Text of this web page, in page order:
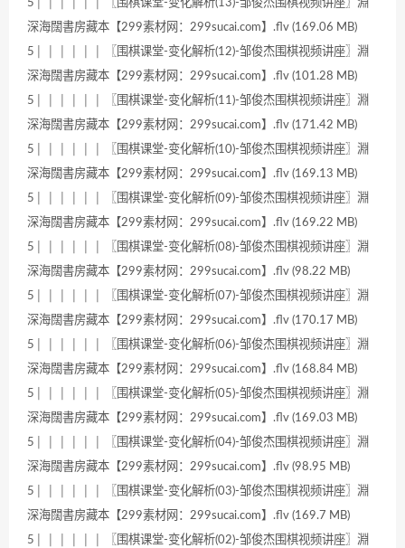
深海闊書房藏本【299素材网：299sucai.com】.flv (169.06 MB)
5│ │ │ │ │ │ 〖围棋课堂-变化解析(12)-邹俊杰围棋视频讲座〗淵
深海闊書房藏本【299素材网：299sucai.com】.flv (101.28 MB)
5│ │ │ │ │ │ 〖围棋课堂-变化解析(11)-邹俊杰围棋视频讲座〗淵
深海闊書房藏本【299素材网：299sucai.com】.flv (171.42 MB)
5│ │ │ │ │ │ 〖围棋课堂-变化解析(10)-邹俊杰围棋视频讲座〗淵
深海闊書房藏本【299素材网：299sucai.com】.flv (169.13 MB)
5│ │ │ │ │ │ 〖围棋课堂-变化解析(09)-邹俊杰围棋视频讲座〗淵
深海闊書房藏本【299素材网：299sucai.com】.flv (169.22 MB)
5│ │ │ │ │ │ 〖围棋课堂-变化解析(08)-邹俊杰围棋视频讲座〗淵
深海闊書房藏本【299素材网：299sucai.com】.flv (98.22 MB)
5│ │ │ │ │ │ 〖围棋课堂-变化解析(07)-邹俊杰围棋视频讲座〗淵
深海闊書房藏本【299素材网：299sucai.com】.flv (170.17 MB)
5│ │ │ │ │ │ 〖围棋课堂-变化解析(06)-邹俊杰围棋视频讲座〗淵
深海闊書房藏本【299素材网：299sucai.com】.flv (168.84 MB)
5│ │ │ │ │ │ 〖围棋课堂-变化解析(05)-邹俊杰围棋视频讲座〗淵
深海闊書房藏本【299素材网：299sucai.com】.flv (169.03 MB)
5│ │ │ │ │ │ 〖围棋课堂-变化解析(04)-邹俊杰围棋视频讲座〗淵
深海闊書房藏本【299素材网：299sucai.com】.flv (98.95 MB)
5│ │ │ │ │ │ 〖围棋课堂-变化解析(03)-邹俊杰围棋视频讲座〗淵
深海闊書房藏本【299素材网：299sucai.com】.flv (169.7 MB)
5│ │ │ │ │ │ 〖围棋课堂-变化解析(02)-邹俊杰围棋视频讲座〗淵